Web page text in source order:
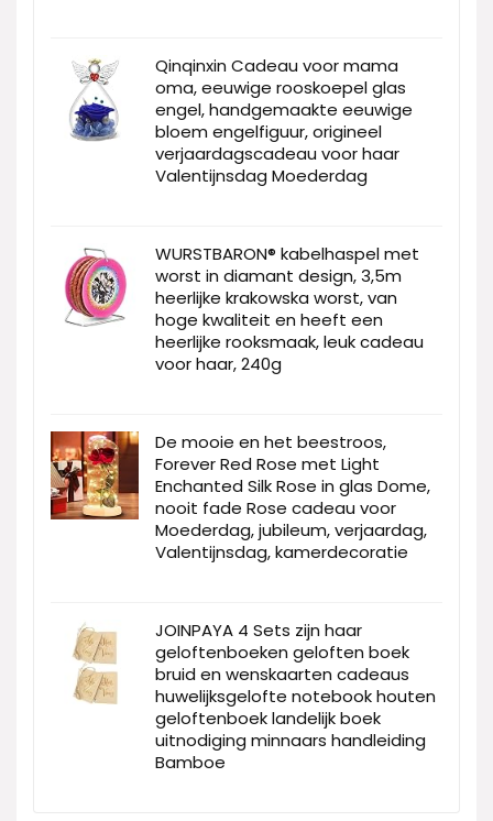
Qinqinxin Cadeau voor mama
oma, eeuwige rooskoepel glas
engel, handgemaakte eeuwige
bloem engelfiguur, origineel
verjaardagscadeau voor haar
Valentijnsdag Moederdag
WURSTBARON® kabelhaspel met
worst in diamant design, 3,5m
heerlijke krakowska worst, van
hoge kwaliteit en heeft een
heerlijke rooksmaak, leuk cadeau
voor haar, 240g
De mooie en het beestroos,
Forever Red Rose met Light
Enchanted Silk Rose in glas Dome,
nooit fade Rose cadeau voor
Moederdag, jubileum, verjaardag,
Valentijnsdag, kamerdecoratie
JOINPAYA 4 Sets zijn haar
geloftenboeken geloften boek
bruid en wenskaarten cadeaus
huwelijksgelofte notebook houten
geloftenboek landelijk boek
uitnodiging minnaars handleiding
Bamboe